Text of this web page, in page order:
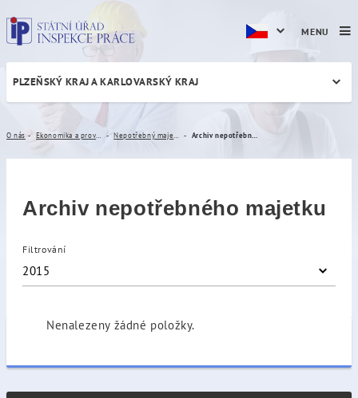
Archiv nepotřebného
PLZEŇSKÝ KRAJ A KARLOVARSKÝ KRAJ
O nás
Archiv nepotřebného majetku
Filtrování
2015
Nenalezeny žádné položky.
MENU